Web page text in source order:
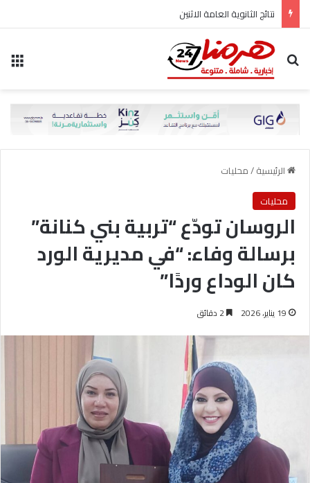
نتائج الثانوية العامة الاثنين
بحث عن
الرئيسية/محليات
محليات
الروسان تودّع “تربية بني كنانة”
برسالة وفاء: “في مديرية الورد
كان الوداع وردًا”
19 يناير، 2026